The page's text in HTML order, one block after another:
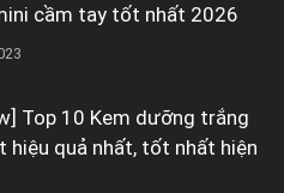
cầm tay tốt nhất 2026
Top 10 Kem dưỡng trắng
hiệu quả nhất, tốt nhất hiện